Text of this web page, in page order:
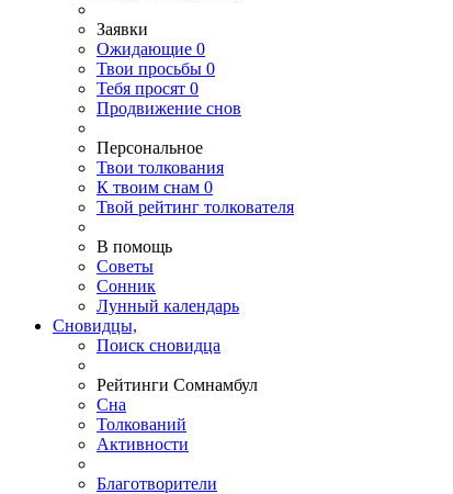
Заявки
Ожидающие 0
Твои просьбы 0
Тебя просят 0
Продвижение снов
Персональное
Твои толкования
К твоим снам 0
Твой рейтинг толкователя
В помощь
Советы
Сонник
Лунный календарь
Сновидцы,
Поиск сновидца
Рейтинги Сомнамбул
Сна
Толкований
Активности
Благотворители